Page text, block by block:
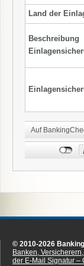
Land der
Beschreibung
Auf
© 2010-2026
Banken,
der E-Mail Signatur –